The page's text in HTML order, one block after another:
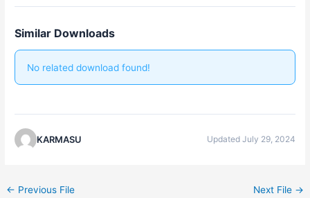
Similar Downloads
No related download found!
KARMASU Updated July 29, 2024
← Previous File Next File →